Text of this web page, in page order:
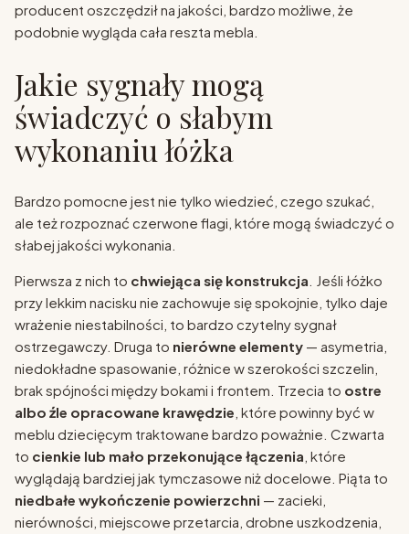
producent oszczędził na jakości, bardzo możliwe, że
podobnie wygląda cała reszta mebla.
Jakie sygnały mogą
świadczyć o słabym
wykonaniu łóżka
Bardzo pomocne jest nie tylko wiedzieć, czego szukać,
ale też rozpoznać czerwone flagi, które mogą świadczyć o
słabej jakości wykonania.
Pierwsza z nich to chwiejąca się konstrukcja . Jeśli łóżko
przy lekkim nacisku nie zachowuje się spokojnie, tylko daje
wrażenie niestabilności, to bardzo czytelny sygnał
ostrzegawczy. Druga to nierówne elementy — asymetria,
niedokładne spasowanie, różnice w szerokości szczelin,
brak spójności między bokami i frontem. Trzecia to ostre
albo źle opracowane krawędzie , które powinny być w
meblu dziecięcym traktowane bardzo poważnie. Czwarta
to cienkie lub mało przekonujące łączenia , które
wyglądają bardziej jak tymczasowe niż docelowe. Piąta to
niedbałe wykończenie powierzchni — zacieki,
nierówności, miejscowe przetarcia, drobne uszkodzenia,